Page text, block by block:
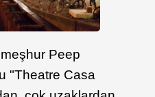
Peep
"Theatre Casa